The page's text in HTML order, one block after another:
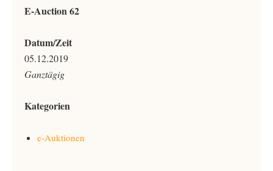
E-Auction 62
Datum/Zeit
05.12.2019
Ganztägig
Kategorien
e-Auktionen